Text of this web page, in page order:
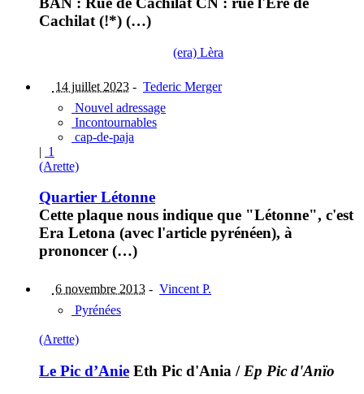
Cachilat (!*) (…)
(era) Lèra
14 juillet 2023 - Tederic Merger
Nouvel adressage
Incontournables
cap-de-paja
| 1
(Arette)
Quartier Létonne
Cette plaque nous indique que "Létonne", c'est
Era Letona (avec l'article pyrénéen), à
prononcer (…)
6 novembre 2013 - Vincent P.
Pyrénées
(Arette)
Le Pic d’Anie Eth Pic d'Ania / Ep Pic d'Anïo